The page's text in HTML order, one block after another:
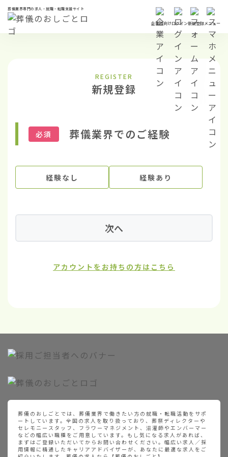
葬儀業界専門の求人・就職・転職支援サイト
企業様向けログイン新規登録メニュー
REGISTER
新規登録
必須 葬儀業界でのご経験
経験なし 経験あり
次へ
アカウントをお持ちの方はこちら
葬儀のおしごとでは、葬儀業界で働きたい方の就職・転職活動をサポ
ートしています。全国の求人を取り扱っており、葬祭ディレクターや
セレモニースタッフ、フラワーマネジメント、湯灌師やエンバーマー
などの幅広い職種をご用意しています。もし気になる求人があれば、
まずはご登録いただいてからお問い合わせください。幅広い求人／採
用情報に精通したキャリアアドバイザーが、あなたに最適な求人をご